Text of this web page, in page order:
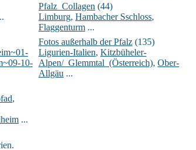
10-
,
...
Pfalz_Collagen (44)
Limburg, Hambacher Sschloss,
Flaggenturm ...
Fotos außerhalb der Pfalz (135)
Ligurien-Italien, Kitzbüheler-
Alpen/_Glemmtal_(Österreich), Ober-
Allgäu ...